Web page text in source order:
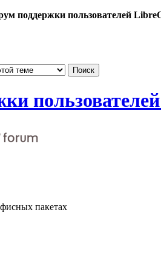
поддержки пользователей
пакетах